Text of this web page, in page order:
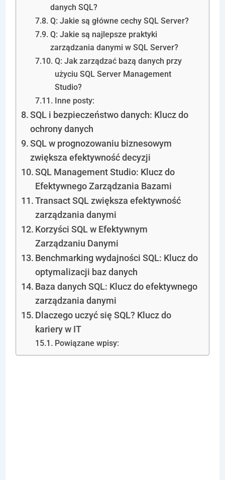
danych SQL?
Q: Jakie są główne cechy SQL Server?
Q: Jakie są najlepsze praktyki
zarządzania danymi w SQL Server?
Q: Jak zarządzać bazą danych przy
użyciu SQL Server Management
Studio?
Inne posty:
SQL i bezpieczeństwo danych: Klucz do
ochrony danych
SQL w prognozowaniu biznesowym
zwiększa efektywność decyzji
SQL Management Studio: Klucz do
Efektywnego Zarządzania Bazami
Transact SQL zwiększa efektywność
zarządzania danymi
Korzyści SQL w Efektywnym
Zarządzaniu Danymi
Benchmarking wydajności SQL: Klucz do
optymalizacji baz danych
Baza danych SQL: Klucz do efektywnego
zarządzania danymi
Dlaczego uczyć się SQL? Klucz do
kariery w IT
Powiązane wpisy: